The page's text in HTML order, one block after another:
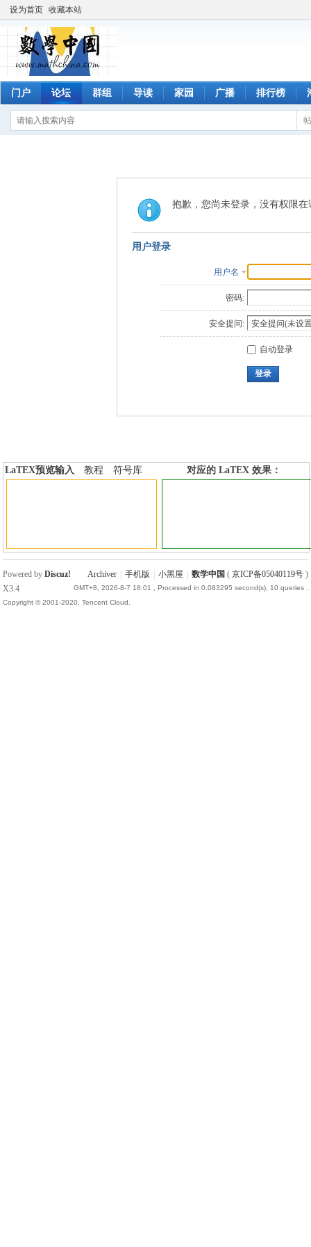
设为首页 收藏本站
门户 论坛 群组 导读 家园 广播 排行榜
抱歉，您尚未登录，没有权限在
用户登录
用户名
密码:
安全提问:
自动登录
登录
LaTEX预览输入 教程
符号库
对应的 LaTEX 效果：
Archiver 手机版 小黑屋 数学中国 ( 京ICP备05040119号)
GMT+8, 2026-8-7 18:01 , Processed in 0.083295 second(s), 10 queries .
Powered byDiscuz!
X3.4
Copyright © 2001-2020, Tencent Cloud.